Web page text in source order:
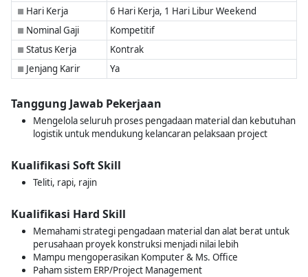
■ Hari Kerja 6 Hari Kerja, 1 Hari Libur Weekend
■ Nominal Gaji Kompetitif
■ Status Kerja Kontrak
■ Jenjang Karir Ya
Tanggung Jawab Pekerjaan
Mengelola seluruh proses pengadaan material dan kebutuhan
logistik untuk mendukung kelancaran pelaksaan project
Kualifikasi Soft Skill
Teliti, rapi, rajin
Kualifikasi Hard Skill
Memahami strategi pengadaan material dan alat berat untuk
perusahaan proyek konstruksi menjadi nilai lebih
Mampu mengoperasikan Komputer & Ms. Office
Paham sistem ERP/Project Management